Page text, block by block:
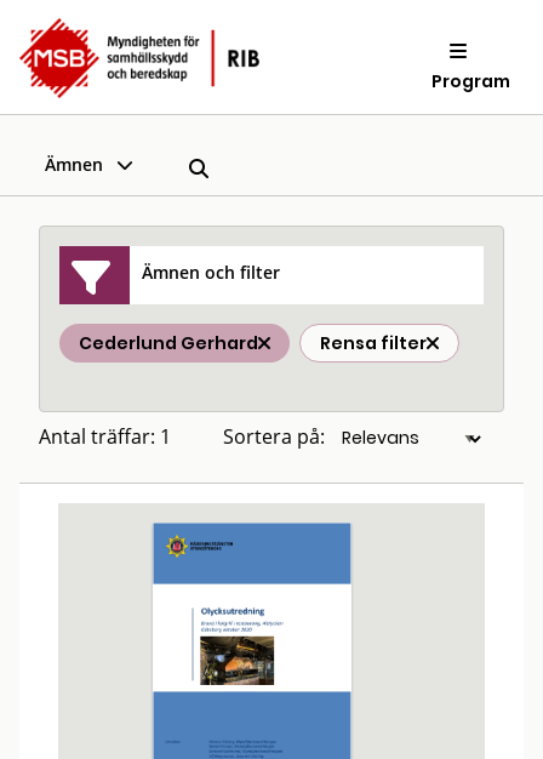
Program
Ämnen
Ämnen och filter
Cederlund Gerhard Rensa filter
Antal träffar: 1 Sortera på: